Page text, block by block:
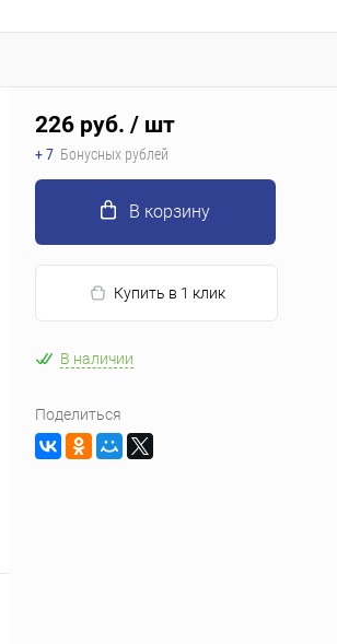
226 руб. / шт
+ 7 Бонусных рублей
В корзину
Купить в 1 клик
В наличии
Поделиться